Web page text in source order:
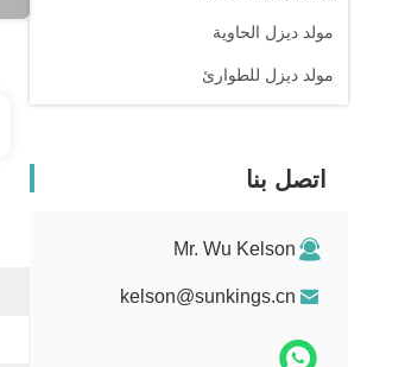
مولد ديزل الحاوية
مولد ديزل للطوارئ
اتصل بنا
Mr. Wu Kelson
kelson@sunkings.cn